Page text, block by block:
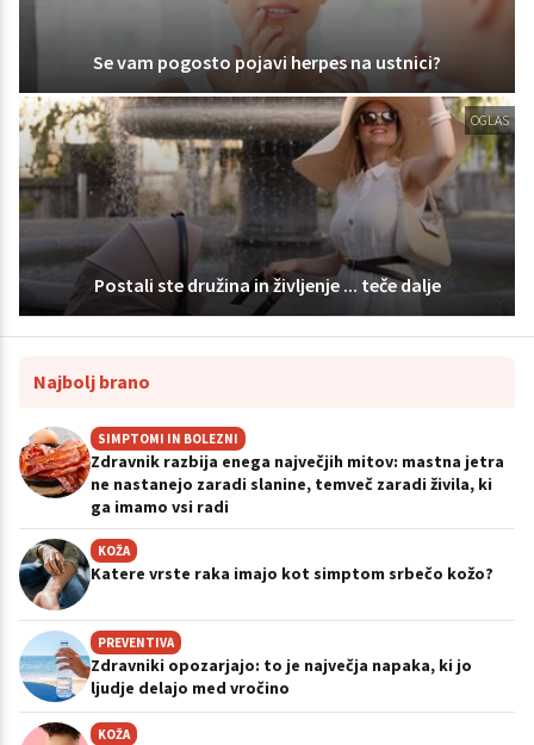
Se vam pogosto pojavi herpes na ustnici?
OGLAS
Postali ste družina in življenje ... teče dalje
Najbolj brano
SIMPTOMI IN BOLEZNI
Zdravnik razbija enega največjih mitov: mastna jetra
ne nastanejo zaradi slanine, temveč zaradi živila, ki
ga imamo vsi radi
KOŽA
Katere vrste raka imajo kot simptom srbečo kožo?
PREVENTIVA
Zdravniki opozarjajo: to je največja napaka, ki jo
ljudje delajo med vročino
KOŽA